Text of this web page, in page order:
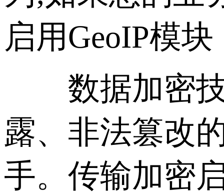
启用GeoIP模
数据加密技
露、非法篡改
手。传输加密